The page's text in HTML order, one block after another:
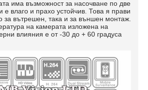
има възможност за насочване по две
е влаго и прахо устойчив. Това я прави
за вътрешен, така и за външен монтаж.
на камерата изложена на
влияния е от -30 до + 60 градуса